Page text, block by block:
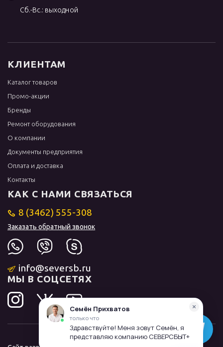
Сб.-Вс.: выходной
КЛИЕНТАМ
Каталог товаров
Промо-акции
Бренды
Ремонт оборудования
О компании
Документы предприятия
Оплата и доставка
Контакты
КАК С НАМИ СВЯЗАТЬСЯ
8 (3462) 555-308
Заказать обратный звонок
info@seversb.ru
МЫ В СОЦСЕТЯХ